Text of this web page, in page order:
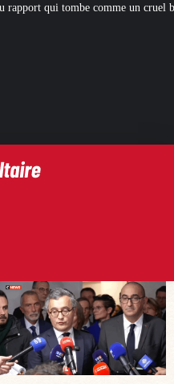
pour Darmanin [ENQUÊTE]